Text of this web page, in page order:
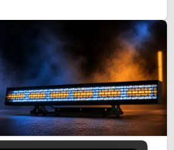
gehört heute längst zum